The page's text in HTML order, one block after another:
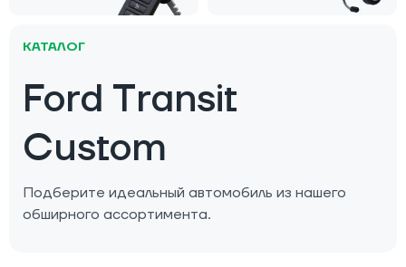
КАТАЛОГ
Ford Transit
Custom
Подберите идеальный автомобиль из нашего
обширного ассортимента.